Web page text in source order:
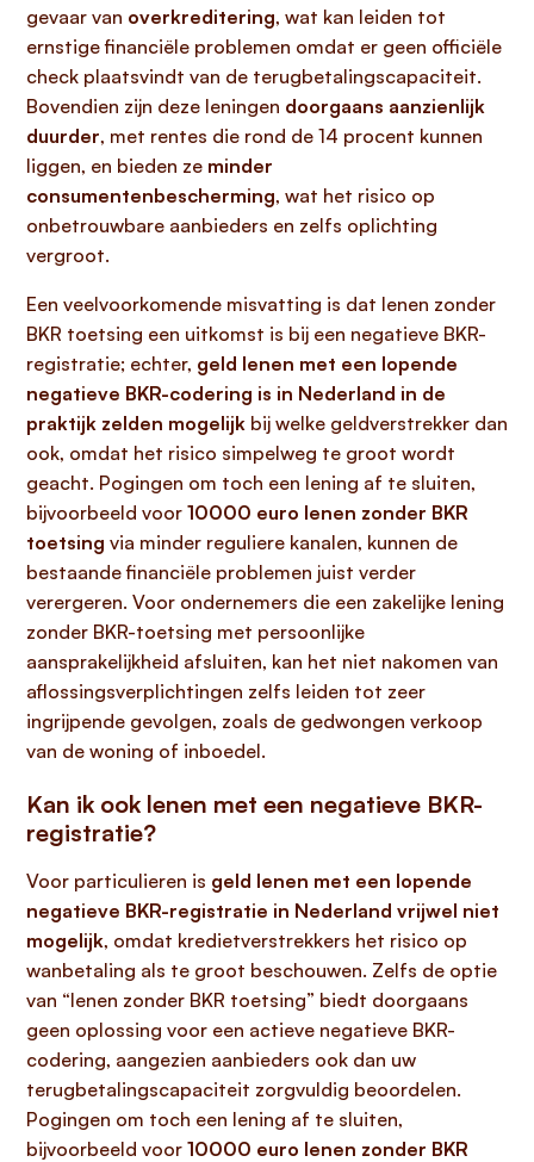
gevaar van overkreditering, wat kan leiden tot
ernstige financiële problemen omdat er geen officiële
check plaatsvindt van de terugbetalingscapaciteit.
Bovendien zijn deze leningen doorgaans aanzienlijk
duurder, met rentes die rond de 14 procent kunnen
liggen, en bieden ze minder
consumentenbescherming, wat het risico op
onbetrouwbare aanbieders en zelfs oplichting
vergroot.
Een veelvoorkomende misvatting is dat lenen zonder
BKR toetsing een uitkomst is bij een negatieve BKR-
registratie; echter, geld lenen met een lopende
negatieve BKR-codering is in Nederland in de
praktijk zelden mogelijk bij welke geldverstrekker dan
ook, omdat het risico simpelweg te groot wordt
geacht. Pogingen om toch een lening af te sluiten,
bijvoorbeeld voor 10000 euro lenen zonder BKR
toetsing via minder reguliere kanalen, kunnen de
bestaande financiële problemen juist verder
verergeren. Voor ondernemers die een zakelijke lening
zonder BKR-toetsing met persoonlijke
aansprakelijkheid afsluiten, kan het niet nakomen van
aflossingsverplichtingen zelfs leiden tot zeer
ingrijpende gevolgen, zoals de gedwongen verkoop
van de woning of inboedel.
Kan ik ook lenen met een negatieve BKR-
registratie?
Voor particulieren is geld lenen met een lopende
negatieve BKR-registratie in Nederland vrijwel niet
mogelijk, omdat kredietverstrekkers het risico op
wanbetaling als te groot beschouwen. Zelfs de optie
van “lenen zonder BKR toetsing” biedt doorgaans
geen oplossing voor een actieve negatieve BKR-
codering, aangezien aanbieders ook dan uw
terugbetalingscapaciteit zorgvuldig beoordelen.
Pogingen om toch een lening af te sluiten,
bijvoorbeeld voor 10000 euro lenen zonder BKR